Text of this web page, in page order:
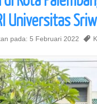
Universitas
pada: 5 Februari 2022 ,